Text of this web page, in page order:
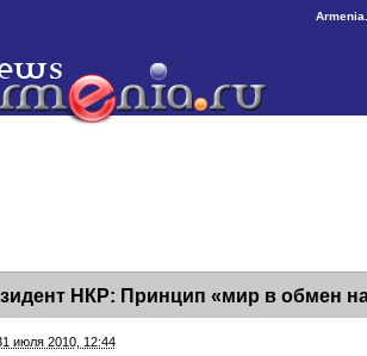
НКР: Принцип «мир в обмен
июля 2010, 12:44